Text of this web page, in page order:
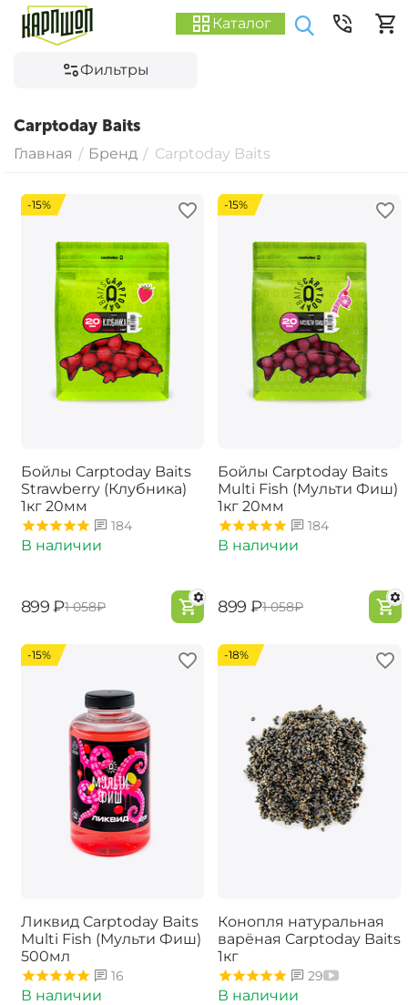
Каталог
Фильтры
Carptoday Baits
Главная / Бренд / Carptoday Baits
-15%
Бойлы Carptoday Baits
Strawberry (Клубника)
1кг 20мм
184
В наличии
‍899‍ ₽‍1 058‍₽
-15%
Бойлы Carptoday Baits
Multi Fish (Мульти Фиш)
1кг 20мм
184
В наличии
‍899‍ ₽‍1 058‍₽
-15%
Ликвид Carptoday Baits
Multi Fish (Мульти Фиш)
500мл
16
В наличии
-18%
Конопля натуральная
варёная Carptoday Baits
1кг
29
В наличии